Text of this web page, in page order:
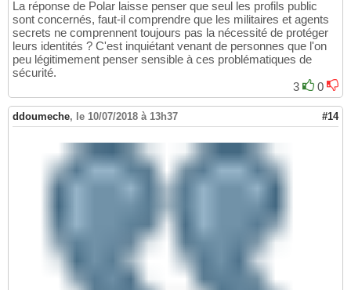
La réponse de Polar laisse penser que seul les profils public
sont concernés, faut-il comprendre que les militaires et agents
secrets ne comprennent toujours pas la nécessité de protéger
leurs identités ? C'est inquiétant venant de personnes que l'on
peu légitimement penser sensible à ces problématiques de
sécurité.
3
0
ddoumeche, le 10/07/2018 à 13h37 #14